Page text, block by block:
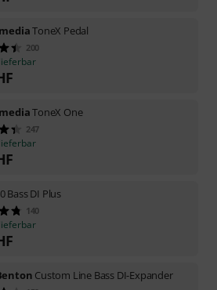
ToneX Pedal
200
ToneX One
247
Bass DI Plus
140
Custom Line Bass DI-Expander